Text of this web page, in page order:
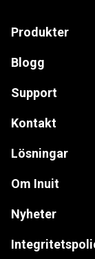
Produkter
Blogg
Support
Kontakt
Lösningar
Om Inuit
Nyheter